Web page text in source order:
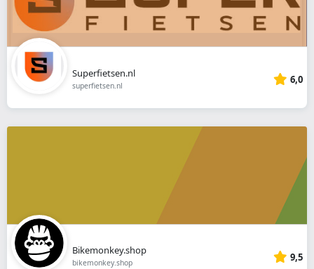
Superfietsen.nl
superfietsen.nl 6,0
Bikemonkey.shop
bikemonkey.shop 9,5